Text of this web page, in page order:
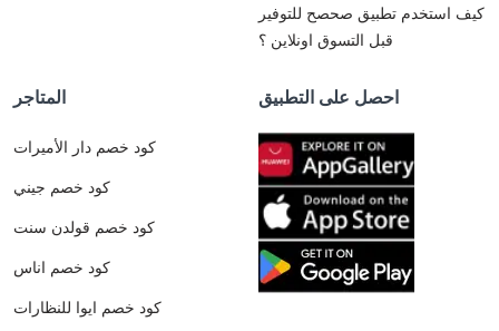
كيف استخدم تطبيق صحصح للتوفير
قبل التسوق اونلاين ؟
المتاجر
كود خصم دار الأميرات
كود خصم جيني
كود خصم قولدن سنت
كود خصم اناس
كود خصم ايوا للنظارات
احصل على التطبيق